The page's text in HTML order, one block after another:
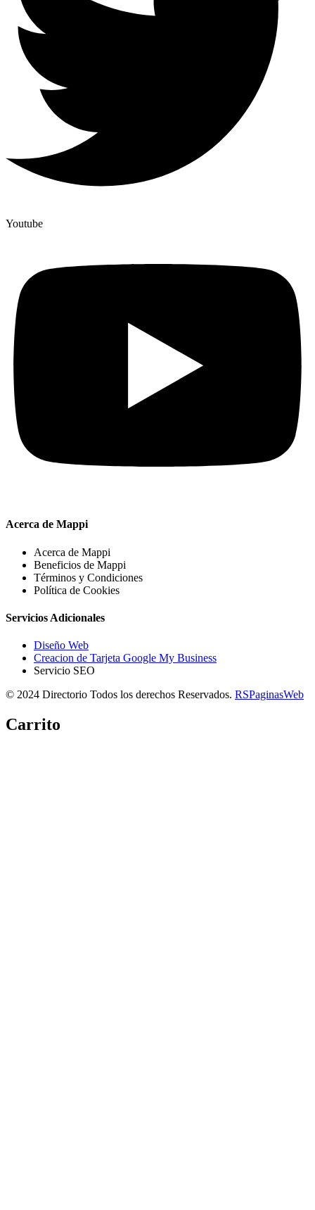
Youtube
Acerca de Mappi
Acerca de Mappi
Beneficios de Mappi
Términos y Condiciones
Política de Cookies
Servicios Adicionales
Diseño Web
Creacion de Tarjeta Google My Business
Servicio SEO
© 2024 Directorio Todos los derechos Reservados. RSPaginasWeb
Carrito